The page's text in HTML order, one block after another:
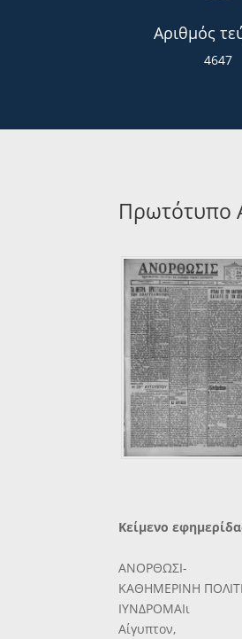
Αριθμός
4647
Πρωτότυπο
Κείμενο
ΑΝΟΡΘΩΣΙ-
ΚΑΘΗΜΕΡΙΝΗ
ΙΥΝΔΡΟΜΑΙι
Αίγυπτον,